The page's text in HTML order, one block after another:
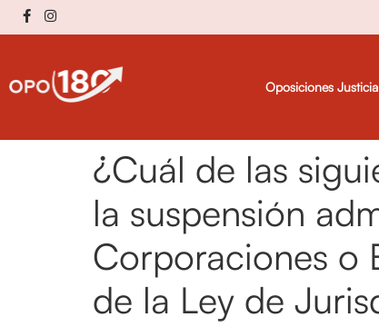
Oposiciones Justicia
¿Cuál de las
la suspensión
Corporaciones o
de la Ley de